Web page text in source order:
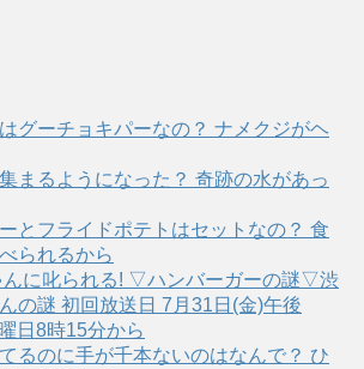
グーチョキパーなの？ ナメクジがヘ
まるようになった？ 奇跡の水があっ
とフライドポテトはセットなの？ 食
られるから
んに叱られる! ▽ハンバーガーの謎▽渋
の謎 初回放送日 7月31日(金)午後
日8時15分から
るのに手が千本ないのはなんで？ ひ